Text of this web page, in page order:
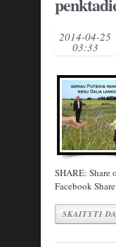
2014-04-25
03:33
SHARE: Share
Facebook
SKAITYTI